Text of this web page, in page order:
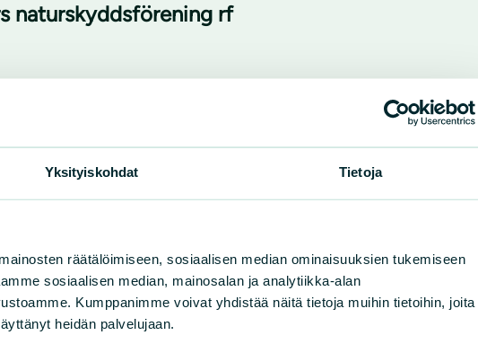
Yksityiskohdat Tietoja
räätälöimiseen, sosiaalisen median ominaisuuksien tukemiseen
sosiaalisen median, mainosalan ja analytiikka-alan
Kumppanimme voivat yhdistää näitä tietoja muihin tietoihin, joita
heidän palvelujaan.
naturskyddsförening rf